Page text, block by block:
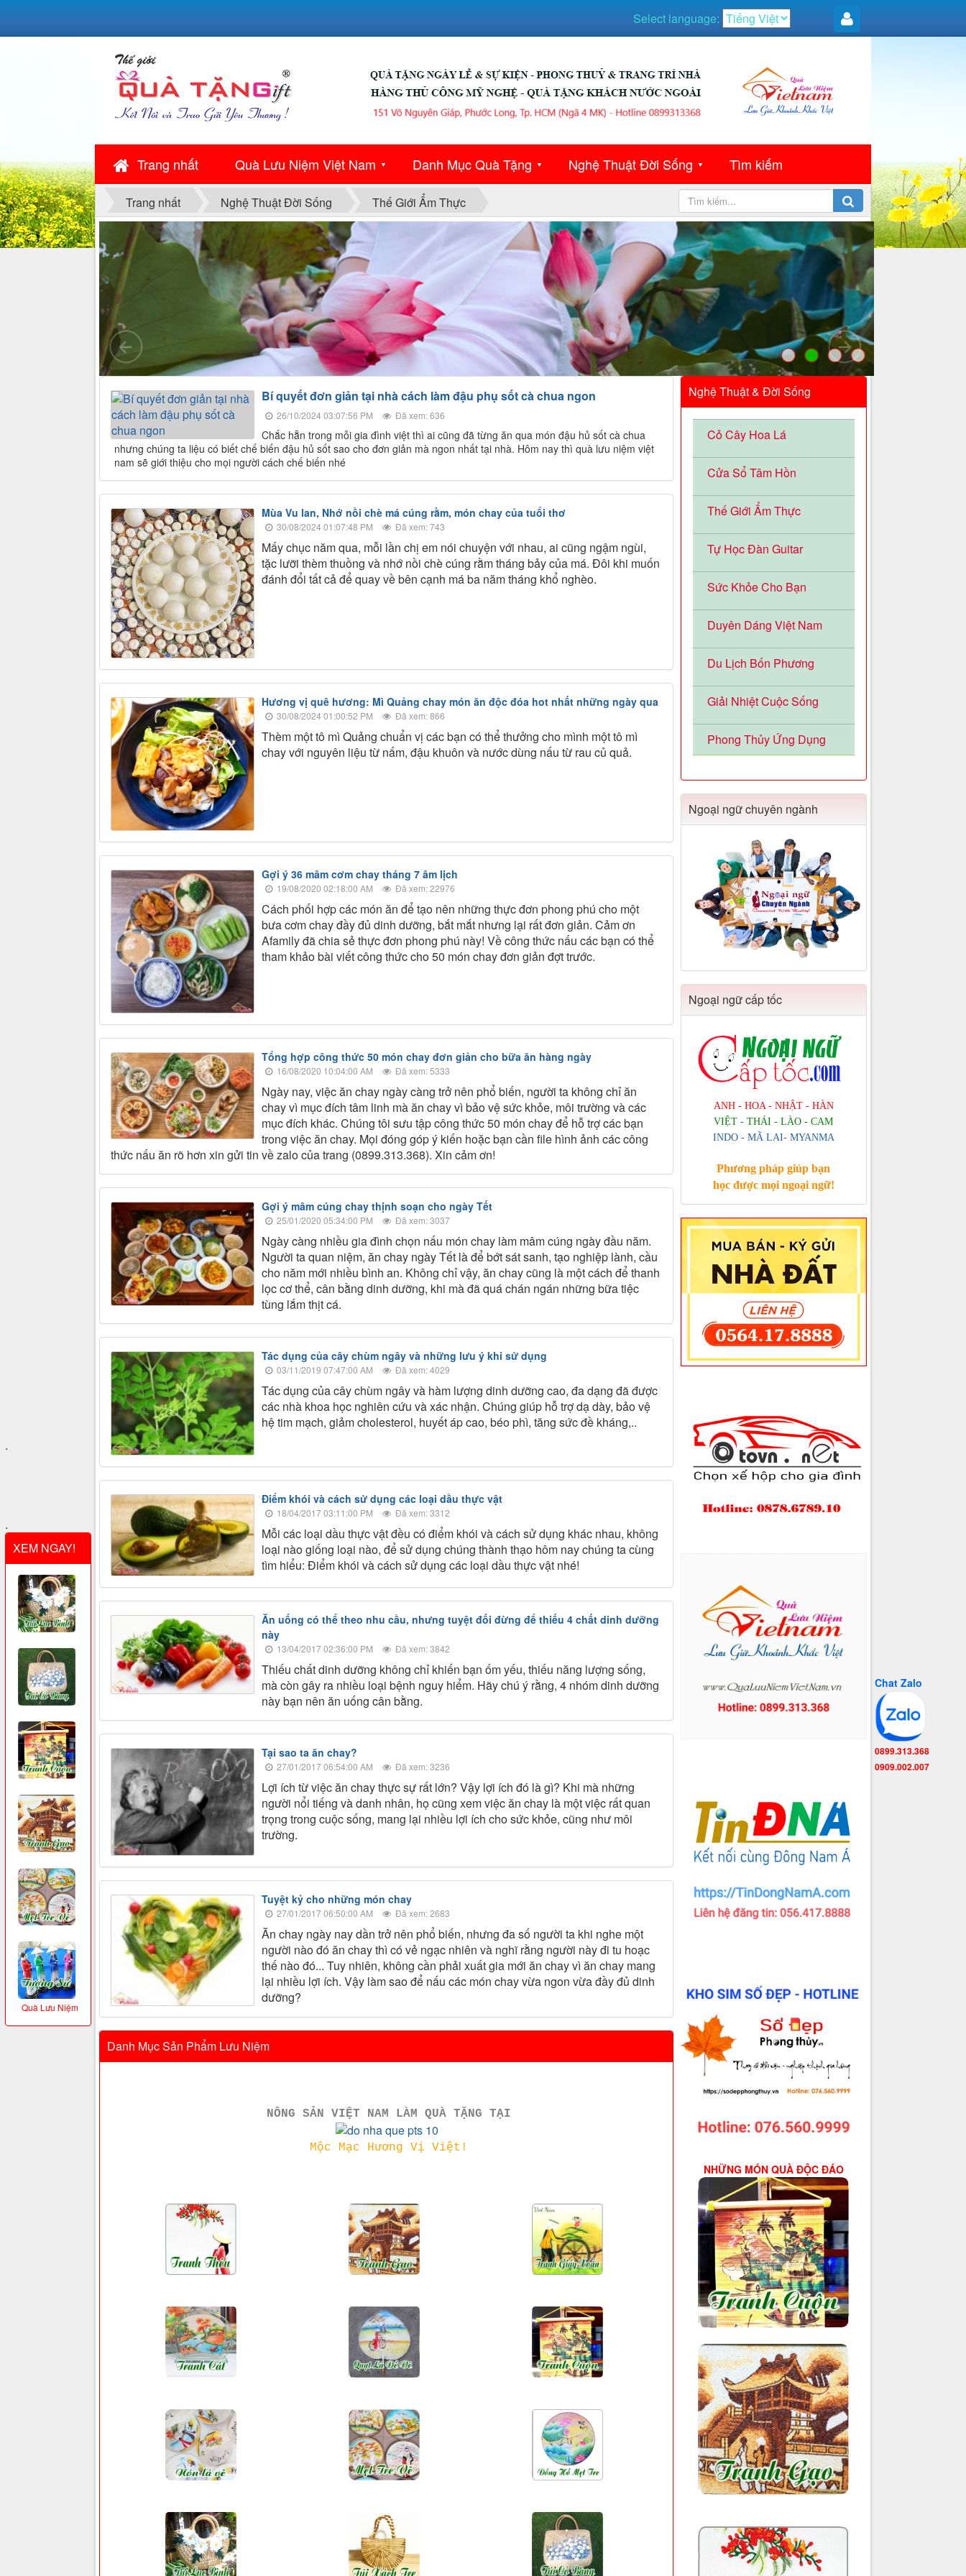
Trang nhất Quà Lưu Niệm Việt Nam ▼ Danh Mục Quà Tặng ▼ Nghệ Thuật Đời Sống ▼ Tìm kiếm
Select language:
Trang nhất Nghệ Thuật Đời Sống Thế Giới Ẩm Thực
DUYÊN DÁNG
Bí quyết đơn giản tại nhà cách làm đậu phụ sốt cà chua ngon
26/10/2024 03:07:56 PM Đã xem: 636
Chắc hẵn trong mỗi gia đình việt thì ai cũng đã từng ăn qua món đậu hủ sốt cà chua
nhưng chúng ta liệu có biết chế biến đậu hủ sốt sao cho đơn giản mà ngon nhất tại nhà. Hôm nay thì quà lưu niệm việt
nam sẽ giới thiệu cho mọi người cách chế biến nhé
Mùa Vu lan, Nhớ nồi chè má cúng rằm, món chay của tuổi thơ
30/08/2024 01:07:48 PM Đã xem: 743
Mấy chục năm qua, mỗi lần chị em nói chuyện với nhau, ai cũng ngậm ngùi,
tặc lưỡi thèm thuồng và nhớ nồi chè cúng rằm tháng bảy của má. Đôi khi muốn
đánh đổi tất cả để quay về bên cạnh má ba năm tháng khổ nghèo.
Hương vị quê hương: Mì Quảng chay món ăn độc đóa hot nhất những ngày qua
30/08/2024 01:00:52 PM Đã xem: 866
Thèm một tô mì Quảng chuẩn vị các bạn có thể thưởng cho mình một tô mì
chay với nguyên liệu từ nấm, đậu khuôn và nước dùng nấu từ rau củ quả.
Gợi ý 36 mâm cơm chay tháng 7 âm lịch
19/08/2020 02:18:00 AM Đã xem: 22976
Cách phối hợp các món ăn để tạo nên những thực đơn phong phú cho một
bưa cơm chay đầy đủ dinh dưỡng, bắt mắt nhưng lại rất đơn giản. Cảm ơn
Afamily đã chia sẻ thực đơn phong phú này! Về công thức nấu các bạn có thể
tham khảo bài viết công thức cho 50 món chay đơn giản đợt trước.
Tổng hợp công thức 50 món chay đơn giản cho bữa ăn hàng ngày
16/08/2020 10:04:00 AM Đã xem: 5333
Ngày nay, việc ăn chay ngày càng trở nên phổ biến, người ta không chỉ ăn
chay vì mục đích tâm linh mà ăn chay vì bảo vệ sức khỏe, môi trường và các
mục đích khác. Chúng tôi sưu tập công thức 50 món chay để hỗ trợ các bạn
trong việc ăn chay. Mọi đóng góp ý kiến hoặc bạn cần file hình ảnh các công
thức nấu ăn rõ hơn xin gửi tin về zalo của trang (0899.313.368). Xin cảm ơn!
Gợi ý mâm cúng chay thịnh soạn cho ngày Tết
25/01/2020 05:34:00 PM Đã xem: 3037
Ngày càng nhiều gia đình chọn nấu món chay làm mâm cúng ngày đầu năm.
Người ta quan niệm, ăn chay ngày Tết là để bớt sát sanh, tạo nghiệp lành, cầu
cho năm mới nhiều bình an. Không chỉ vậy, ăn chay cũng là một cách để thanh
lọc cơ thể, cân bằng dinh dưỡng, khi mà đã quá chán ngán những bữa tiệc
tùng lắm thịt cá.
Tác dụng của cây chùm ngây và những lưu ý khi sử dụng
03/11/2019 07:47:00 AM Đã xem: 4029
Tác dụng của cây chùm ngây và hàm lượng dinh dưỡng cao, đa dạng đã được
các nhà khoa học nghiên cứu và xác nhận. Chúng giúp hỗ trợ dạ dày, bảo vệ
hệ tim mạch, giảm cholesterol, huyết áp cao, béo phì, tăng sức đề kháng,..
Điểm khói và cách sử dụng các loại dầu thực vật
18/04/2017 03:11:00 PM Đã xem: 3312
Mỗi các loại dầu thực vật đều có điểm khói và cách sử dụng khác nhau, không
loại nào giống loại nào, để sử dụng chúng thành thạo hôm nay chúng ta cùng
tìm hiểu: Điểm khói và cách sử dụng các loại dầu thực vật nhé!
Ăn uống có thể theo nhu cầu, nhưng tuyệt đối đừng để thiếu 4 chất dinh dưỡng
này
13/04/2017 02:36:00 PM Đã xem: 3842
Thiếu chất dinh dưỡng không chỉ khiến bạn ốm yếu, thiếu năng lượng sống,
mà còn gây ra nhiều loại bệnh nguy hiểm. Hãy chú ý rằng, 4 nhóm dinh dưỡng
này bạn nên ăn uống cân bằng.
Tại sao ta ăn chay?
27/01/2017 06:54:00 AM Đã xem: 3236
Lợi ích từ việc ăn chay thực sự rất lớn? Vậy lợi ích đó là gì? Khi mà những
người nổi tiếng và danh nhân, họ cũng xem việc ăn chay là một việc rất quan
trọng trong cuộc sống, mang lại nhiều lợi ích cho sức khỏe, cũng như môi
trường.
Tuyệt kỷ cho những món chay
27/01/2017 06:50:00 AM Đã xem: 2683
Ăn chay ngày nay dần trở nên phổ biến, nhưng đa số người ta khi nghe một
người nào đó ăn chay thì có vẻ ngạc nhiên và nghĩ rằng người này đi tu hoạc
thế nào đó... Tuy nhiên, không cần phải xuất gia mới ăn chay vì ăn chay mang
lại nhiều lợi ích. Vậy làm sao để nấu các món chay vừa ngon vừa đầy đủ dinh
dưỡng?
Danh Mục Sản Phẩm Lưu Niệm
NÔNG SẢN VIỆT NAM LÀM QUÀ TẶNG TẠI
Mộc Mạc Hương Vị Việt!
Nghệ Thuật & Đời Sống
Cỏ Cây Hoa Lá
Cửa Sổ Tâm Hồn
Thế Giới Ẩm Thực
Tự Học Đàn Guitar
Sức Khỏe Cho Bạn
Duyên Dáng Việt Nam
Du Lịch Bốn Phương
Giải Nhiệt Cuộc Sống
Phong Thủy Ứng Dụng
Ngoại ngữ chuyên ngành
Ngoại ngữ cấp tốc
ANH - HOA - NHẬT - HÀN
VIỆT - THÁI - LÀO - CAM
INDO - MÃ LAI- MYANMA
Phương pháp giúp bạn
học được mọi ngoại ngữ!
NHỮNG MÓN QUÀ ĐỘC ĐÁO
.
.
XEM NGAY!
Quà Lưu Niệm
Chat Zalo
0899.313.368
0909.002.007